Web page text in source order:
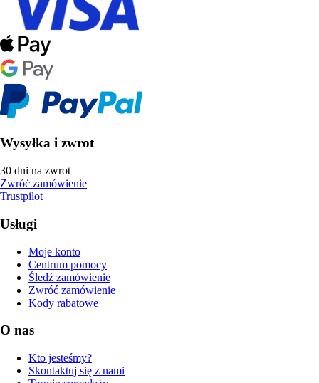
Wysyłka i zwrot
30 dni na zwrot
Zwróć zamówienie
Trustpilot
Usługi
Moje konto
Centrum pomocy
Śledź zamówienie
Zwróć zamówienie
Kody rabatowe
O nas
Kto jesteśmy?
Skontaktuj się z nami